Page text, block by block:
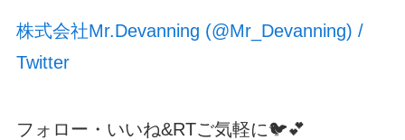
株式会社Mr.Devanning (@Mr_Devanning) /
Twitter
フォロー・いいね&RTご気軽に🐦💕